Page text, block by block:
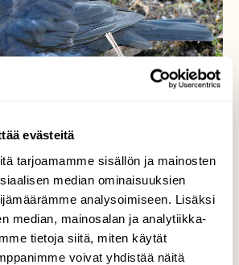
evästeitä
tarjoamamme sisällön ja mainosten
median ominaisuuksien
analysoimiseen. Lisäksi
median, mainosalan ja analytiikka-
tietoja siitä, miten käytät
voivat yhdistää näitä
etsii ruokaa
vanhoja lehtikasoja.